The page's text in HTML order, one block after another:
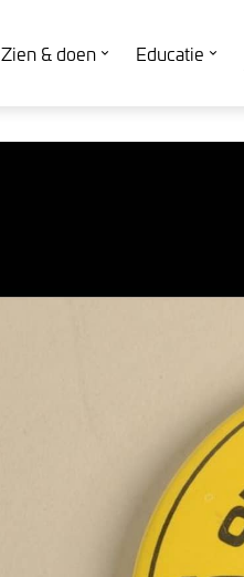
Zien & doen Educatie